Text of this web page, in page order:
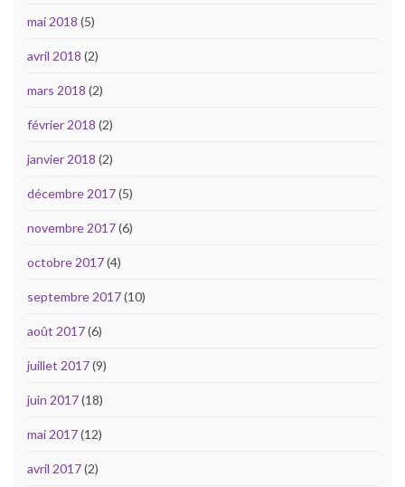
mai 2018 (5)
avril 2018 (2)
mars 2018 (2)
février 2018 (2)
janvier 2018 (2)
décembre 2017(5)
novembre 2017(6)
octobre 2017(4)
septembre 2017(10)
août 2017(6)
juillet 2017(9)
juin 2017(18)
mai 2017(12)
avril 2017(2)